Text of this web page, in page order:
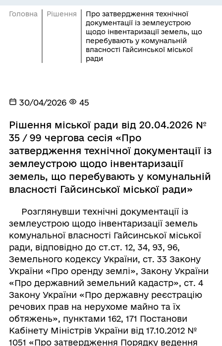
Головна Рішення
Про затвердження технічної
документації із землеустрою
щодо інвентаризації земель, що
перебувають у комунальній
власності Гайсинської міської
ради
30/04/2026 45
Рішення міської ради від 20.04.2026 №
35 / 99 чергова сесія «Про
затвердження технічної документації із
землеустрою щодо інвентаризації
земель, що перебувають у комунальній
власності Гайсинської міської ради»
Розглянувши технічні документації із
землеустрою щодо інвентаризації земель
комунальної власності Гайсинської міської
ради, відповідно до ст.ст. 12, 34, 93, 96,
Земельного кодексу України, ст. 33 Закону
України «Про оренду землі», Закону України
«Про державний земельний кадастр», ст. 4
Закону України «Про державну реєстрацію
речових прав на нерухоме майно та їх
обтяжень», пунктами 162, 171 Постанови
Кабінету Міністрів України від 17.10.2012 №
1051 «Про затвердження Порядку ведення